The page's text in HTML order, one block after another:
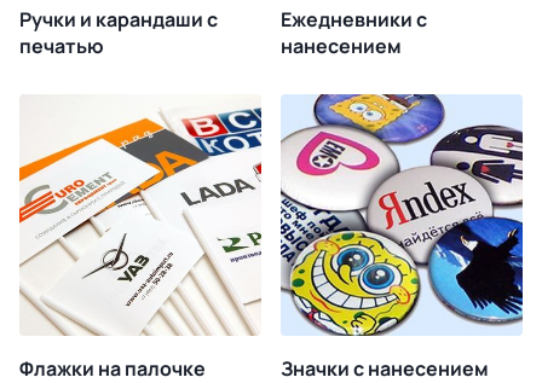
Ручки и карандаши с
печатью
Ежедневники с
нанесением
Флажки на палочке Значки с нанесением